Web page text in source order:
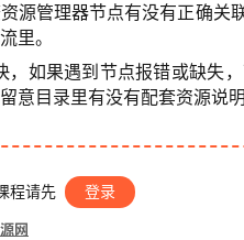
源管理器节点有没有正确关
里。
，如果遇到节点报错或缺失
意目录里有没有配套资源说明
程请先 登录
网